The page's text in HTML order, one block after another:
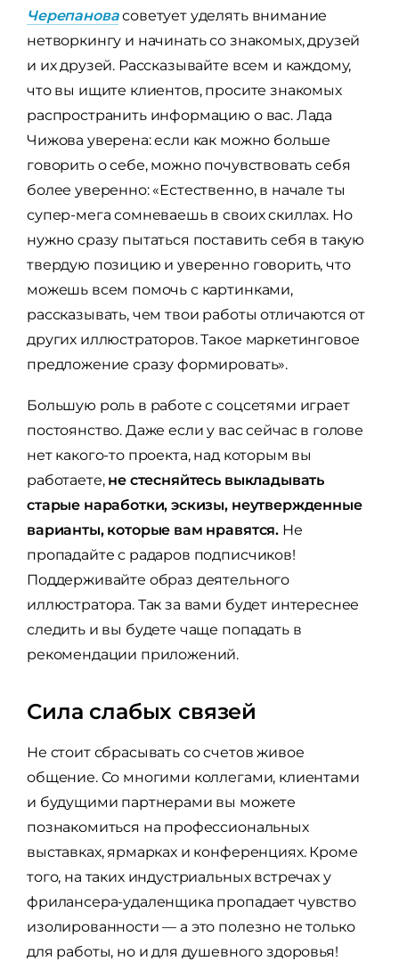
Черепанова советует уделять внимание
нетворкингу и начинать со знакомых, друзей
и их друзей. Рассказывайте всем и каждому,
что вы ищите клиентов, просите знакомых
распространить информацию о вас. Лада
Чижова уверена: если как можно больше
говорить о себе, можно почувствовать себя
более уверенно: «Естественно, в начале ты
супер-мега сомневаешь в своих скиллах. Но
нужно сразу пытаться поставить себя в такую
твердую позицию и уверенно говорить, что
можешь всем помочь с картинками,
рассказывать, чем твои работы отличаются от
других иллюстраторов. Такое маркетинговое
предложение сразу формировать».
Большую роль в работе с соцсетями играет
постоянство. Даже если у вас сейчас в голове
нет какого-то проекта, над которым вы
работаете, не стесняйтесь выкладывать
старые наработки, эскизы, неутвержденные
варианты, которые вам нравятся. Не
пропадайте с радаров подписчиков!
Поддерживайте образ деятельного
иллюстратора. Так за вами будет интереснее
следить и вы будете чаще попадать в
рекомендации приложений.
Сила слабых связей
Не стоит сбрасывать со счетов живое
общение. Со многими коллегами, клиентами
и будущими партнерами вы можете
познакомиться на профессиональных
выставках, ярмарках и конференциях. Кроме
того, на таких индустриальных встречах у
фрилансера-удаленщика пропадает чувство
изолированности — а это полезно не только
для работы, но и для душевного здоровья!